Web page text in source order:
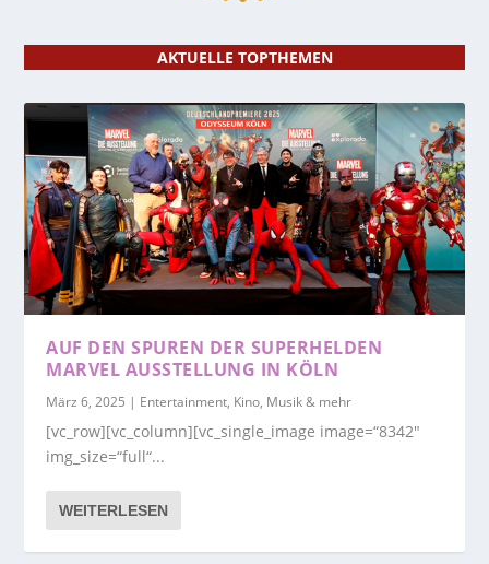
AKTUELLE TOPTHEMEN
AUF DEN SPUREN DER SUPERHELDEN
MARVEL AUSSTELLUNG IN KÖLN
März 6, 2025 | Entertainment, Kino, Musik & mehr
[vc_row][vc_column][vc_single_image image=“8342″
img_size=“full“...
WEITERLESEN